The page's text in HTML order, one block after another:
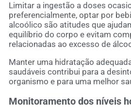
Limitar a ingestão a doses
preferencialmente, optar por
alcoólico são atitudes que
equilíbrio do corpo e evitam
relacionadas ao excesso de
Manter uma hidratação
saudáveis contribui para a
organismo e para uma melhor
Monitoramento dos níveis